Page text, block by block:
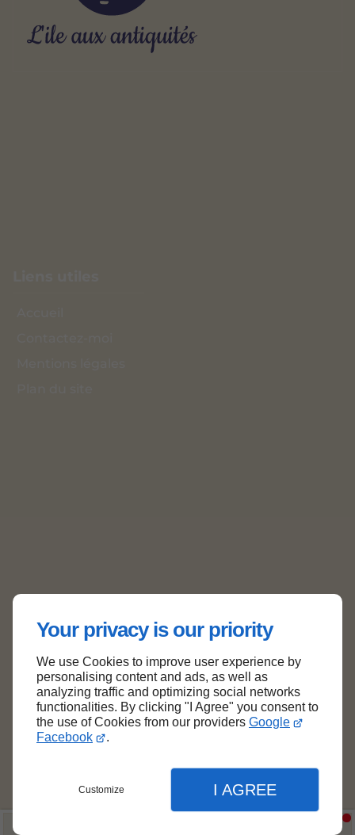
Your privacy is our priority
We use Cookies to improve user experience by
personalising content and ads, as well as
analyzing traffic and optimizing social networks
functionalities. By clicking "I Agree" you consent to
the use of Cookies from our providers Google
Facebook
.
Customize I AGREE